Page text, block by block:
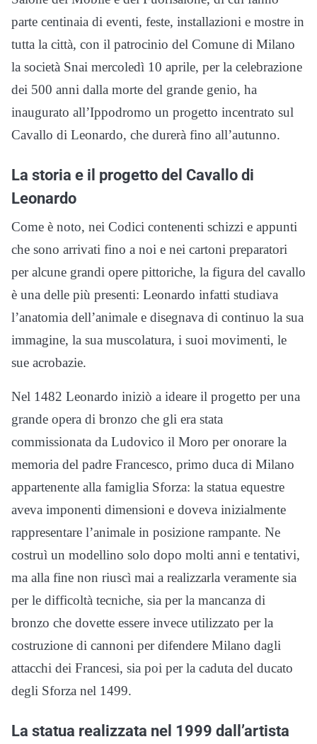
parte centinaia di eventi, feste, installazioni e mostre in
tutta la città, con il patrocinio del Comune di Milano
la società Snai mercoledì 10 aprile, per la celebrazione
dei 500 anni dalla morte del grande genio, ha
inaugurato all’Ippodromo un progetto incentrato sul
Cavallo di Leonardo, che durerà fino all’autunno.
La storia e il progetto del Cavallo di
Leonardo
Come è noto, nei Codici contenenti schizzi e appunti
che sono arrivati fino a noi e nei cartoni preparatori
per alcune grandi opere pittoriche, la figura del cavallo
è una delle più presenti: Leonardo infatti studiava
l’anatomia dell’animale e disegnava di continuo la sua
immagine, la sua muscolatura, i suoi movimenti, le
sue acrobazie.
Nel 1482 Leonardo iniziò a ideare il progetto per una
grande opera di bronzo che gli era stata
commissionata da Ludovico il Moro per onorare la
memoria del padre Francesco, primo duca di Milano
appartenente alla famiglia Sforza: la statua equestre
aveva imponenti dimensioni e doveva inizialmente
rappresentare l’animale in posizione rampante. Ne
costruì un modellino solo dopo molti anni e tentativi,
ma alla fine non riuscì mai a realizzarla veramente sia
per le difficoltà tecniche, sia per la mancanza di
bronzo che dovette essere invece utilizzato per la
costruzione di cannoni per difendere Milano dagli
attacchi dei Francesi, sia poi per la caduta del ducato
degli Sforza nel 1499.
La statua realizzata nel 1999 dall’artista